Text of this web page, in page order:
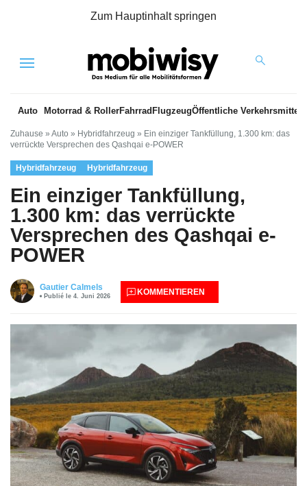
Zum Hauptinhalt springen
Menu
Auto Motorrad & RollerFahrrad FlugzeugÖffentliche Verkehrsmittel
Zuhause » Auto » Hybridfahrzeug » Ein einziger Tankfüllung, 1.300 km: das
verrückte Versprechen des Qashqai e-POWER
Hybridfahrzeug Hybridfahrzeug
Ein einziger Tankfüllung,
1.300 km: das verrückte
Versprechen des Qashqai e-
POWER
Gautier Calmels
Publié le 4. Juni 2026 KOMMENTIEREN